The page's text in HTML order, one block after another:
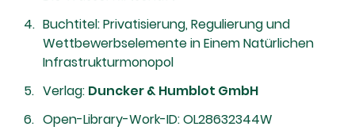
Buchtitel: Privatisierung, Regulierung und
Wettbewerbselemente in Einem Natürlichen
Infrastrukturmonopol
Verlag: Duncker & Humblot GmbH
Open-Library-Work-ID: OL28632344W